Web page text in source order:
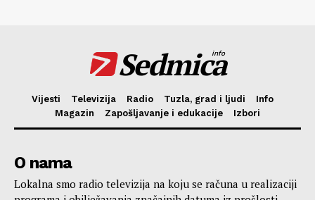
Sedmica
info
Vijesti Televizija Radio Tuzla, grad i ljudi
Info
Magazin
Zapošljavanje i edukacije Izbori
O nama
Lokalna smo radio televizija na koju se računa u realizaciji